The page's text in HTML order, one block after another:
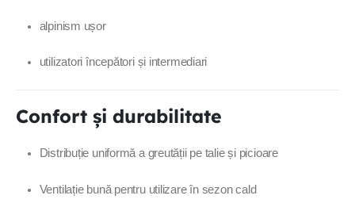
alpinism ușor
utilizatori începători și intermediari
Confort și durabilitate
Distribuție uniformă a greutății pe talie și picioare
Ventilație bună pentru utilizare în sezon cald